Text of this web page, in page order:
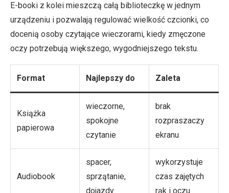
E-booki z kolei mieszczą całą biblioteczkę w jednym
urządzeniu i pozwalają regulować wielkość czcionki, co
docenią osoby czytające wieczorami, kiedy zmęczone
oczy potrzebują większego, wygodniejszego tekstu.
Format Najlepszy do Zaleta
Książka
papierowa
wieczorne,
spokojne
czytanie
brak
rozpraszaczy
ekranu
Audiobook
spacer,
sprzątanie,
dojazdy
wykorzystuje
czas zajętych
rąk i oczu